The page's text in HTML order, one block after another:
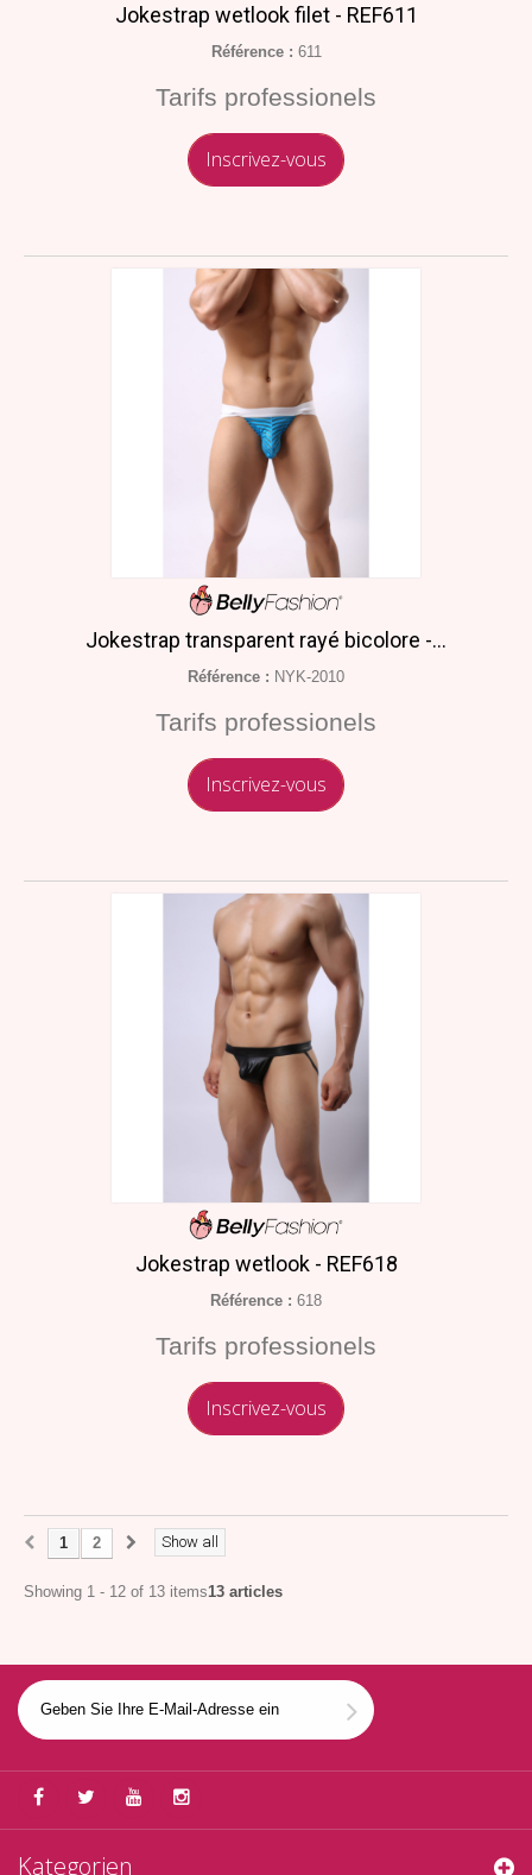
Jokestrap wetlook filet - REF611
Référence : 611
Tarifs professionels
Inscrivez-vous
Jokestrap transparent rayé bicolore -...
Référence : NYK-2010
Tarifs professionels
Inscrivez-vous
Jokestrap wetlook - REF618
Référence : 618
Tarifs professionels
Inscrivez-vous
Show all
1 2
Showing 1 - 12 of 13 items13 articles
Kategorien